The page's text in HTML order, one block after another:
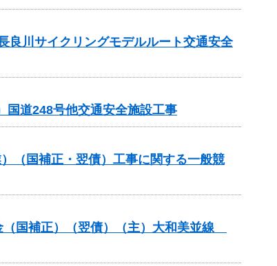
良川サイクリングモデルルート交通安全
国道248号他交通安全施設工事
（国補正・翌債）工事に関する一般競
国補正）（翌債）（主）大和美並線